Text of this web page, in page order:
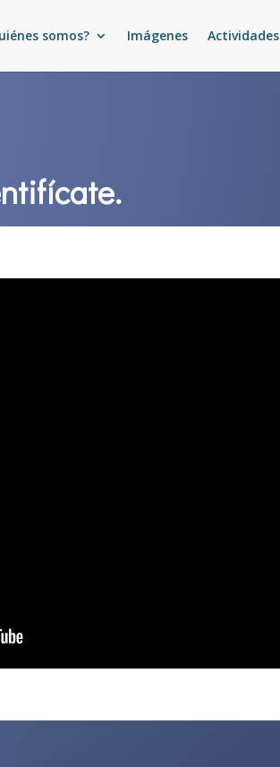
somos? Imágenes Actividades